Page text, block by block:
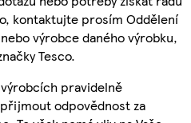
kontaktujte prosím Oddělení
výrobce daného výrobku,
Tesco.
pravidelně
odpovědnost za